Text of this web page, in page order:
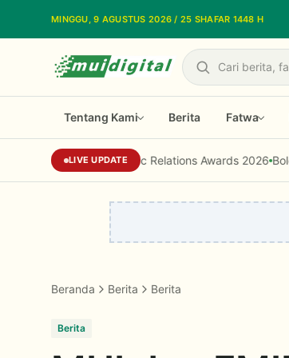
MINGGU, 9 AGUSTUS 2026 / 25 SHAFAR 1448 H
Cari
Tentang Kami Berita Fatwa
LIVE UPDATE
Public Relations Awards 2026 Bolehkah
Beranda Berita Berita
Berita